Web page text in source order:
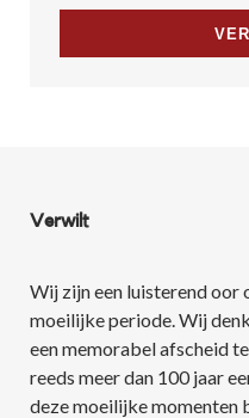
Verwilt
Wij zijn een luisterend oor
moeilijke periode. Wij
een memorabel afscheid
reeds meer dan 100 jaar
deze moeilijke momenten